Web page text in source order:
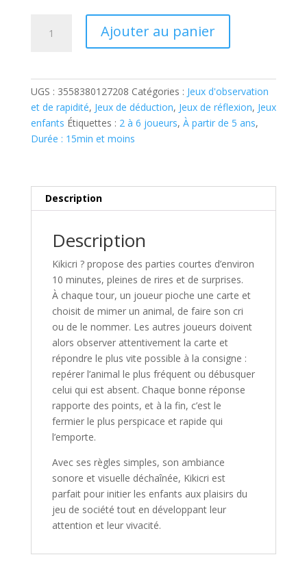
Ajouter au panier
UGS : 3558380127208 Catégories : Jeux d'observation
et de rapidité, Jeux de déduction, Jeux de réflexion, Jeux
enfants Étiquettes : 2 à 6 joueurs, À partir de 5 ans,
Durée : 15min et moins
Description
Description
Kikicri ?propose des parties courtes d’environ
10 minutes, pleines de rires et de surprises.
À chaque tour, un joueur pioche une carte et
choisit de mimer un animal, de faire son cri
ou de le nommer. Les autres joueurs doivent
alors observer attentivement la carte et
répondre le plus vite possible à la consigne :
repérer l’animal le plus fréquent ou débusquer
celui qui est absent. Chaque bonne réponse
rapporte des points, et à la fin, c’est le
fermier le plus perspicace et rapide qui
l’emporte.
Avec ses règles simples, son ambiance
sonore et visuelle déchaînée, Kikicri est
parfait pour initier les enfants aux plaisirs du
jeu de société tout en développant leur
attention et leur vivacité.